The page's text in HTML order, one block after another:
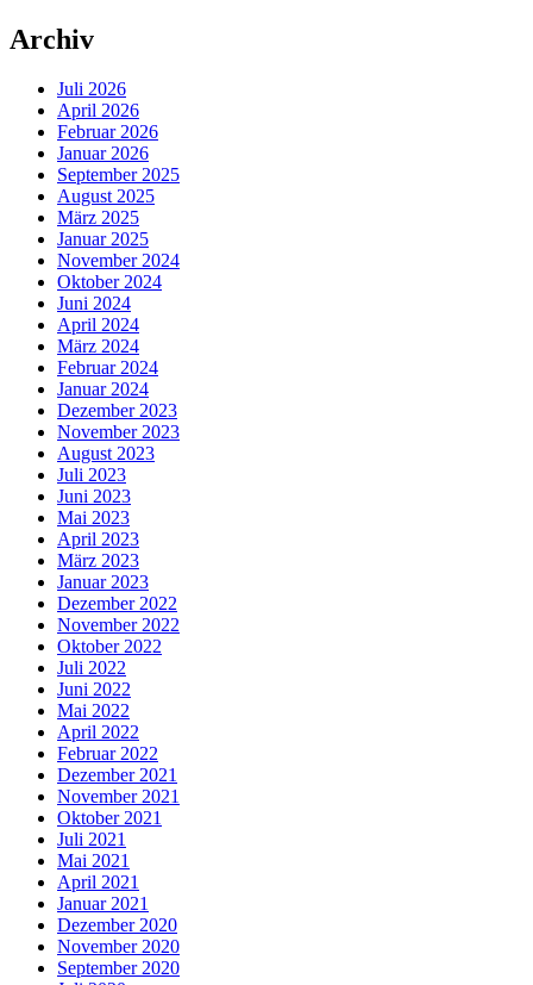
Archiv
Juli 2026
April 2026
Februar 2026
Januar 2026
September 2025
August 2025
März 2025
Januar 2025
November 2024
Oktober 2024
Juni 2024
April 2024
März 2024
Februar 2024
Januar 2024
Dezember 2023
November 2023
August 2023
Juli 2023
Juni 2023
Mai 2023
April 2023
März 2023
Januar 2023
Dezember 2022
November 2022
Oktober 2022
Juli 2022
Juni 2022
Mai 2022
April 2022
Februar 2022
Dezember 2021
November 2021
Oktober 2021
Juli 2021
Mai 2021
April 2021
Januar 2021
Dezember 2020
November 2020
September 2020